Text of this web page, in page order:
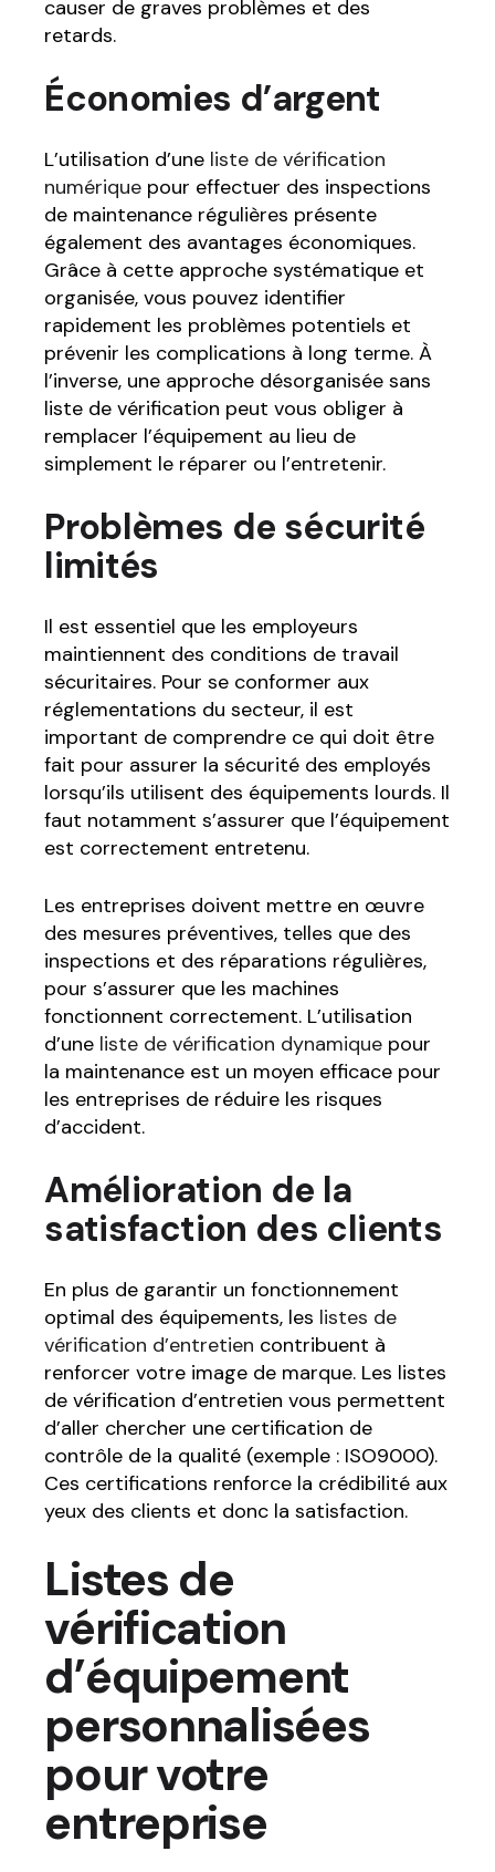
causer de graves problèmes et des
retards.
Économies d’argent
L’utilisation d’une liste de vérification
numérique pour effectuer des inspections
de maintenance régulières présente
également des avantages économiques.
Grâce à cette approche systématique et
organisée, vous pouvez identifier
rapidement les problèmes potentiels et
prévenir les complications à long terme. À
l’inverse, une approche désorganisée sans
liste de vérification peut vous obliger à
remplacer l’équipement au lieu de
simplement le réparer ou l’entretenir.
Problèmes de sécurité
limités
Il est essentiel que les employeurs
maintiennent des conditions de travail
sécuritaires. Pour se conformer aux
réglementations du secteur, il est
important de comprendre ce qui doit être
fait pour assurer la sécurité des employés
lorsqu’ils utilisent des équipements lourds. Il
faut notamment s’assurer que l’équipement
est correctement entretenu.
Les entreprises doivent mettre en œuvre
des mesures préventives, telles que des
inspections et des réparations régulières,
pour s’assurer que les machines
fonctionnent correctement. L’utilisation
d’une liste de vérification dynamique pour
la maintenance est un moyen efficace pour
les entreprises de réduire les risques
d’accident.
Amélioration de la
satisfaction des clients
En plus de garantir un fonctionnement
optimal des équipements, les listes de
vérification d’entretien contribuent à
renforcer votre image de marque. Les listes
de vérification d’entretien vous permettent
d’aller chercher une certification de
contrôle de la qualité (exemple : ISO9000).
Ces certifications renforce la crédibilité aux
yeux des clients et donc la satisfaction.
Listes de
vérification
d’équipement
personnalisées
pour votre
entreprise